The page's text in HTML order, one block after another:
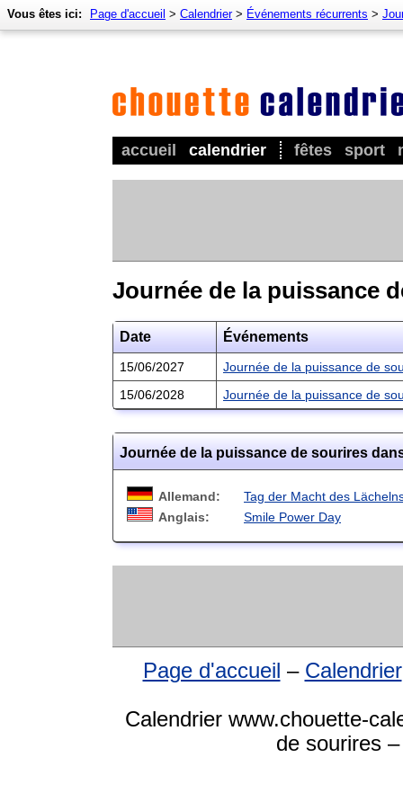
accueil calendrier fêtes sport
Vous êtes ici: Page d'accueil > Calendrier> Événements récurrents >
Journée de la puissance
Date Événements
15/06/2027
Journée de la puissance de
15/06/2028
Journée de la puissance de
Journée de la puissance de sourires
Allemand:
Tag der Macht des
Anglais:
Smile Power Day
Page d'accueil – Calendrier
Calendrier www.chouette-
de sourires